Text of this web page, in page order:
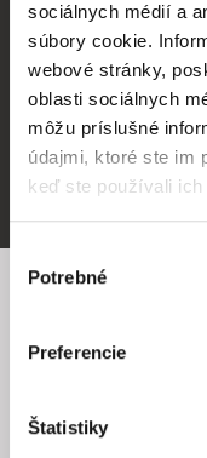
sociálnych médií a
súbory cookie.
webové stránky,
oblasti sociálnych
môžu príslušné
údajmi, ktoré ste im
keď ste používali ich
Výber
súhlasu
Potrebné
Preferencie
Štatistiky
FIDMarseille